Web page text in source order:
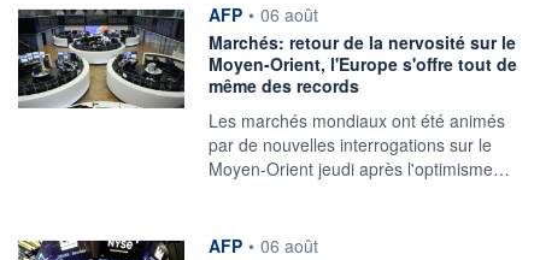
information fournie par
AFP • 06 août
Marchés: retour de la nervosité sur le
Moyen-Orient, l'Europe s'offre tout de
même des records
Les marchés mondiaux ont été animés
par de nouvelles interrogations sur le
Moyen-Orient jeudi après l'optimisme…
information fournie par
AFP • 06 août